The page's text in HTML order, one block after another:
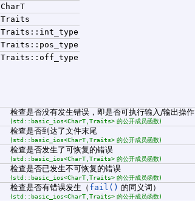
CharT
Traits
Traits::int_type
Traits::pos_type
Traits::off_type
检查是否没有发生错误，即是否可执行输入/输出操作
(std::basic_ios<CharT,Traits> 的公开成员函数)
检查是否到达了文件末尾
(std::basic_ios<CharT,Traits> 的公开成员函数)
检查是否发生了可恢复的错误
(std::basic_ios<CharT,Traits> 的公开成员函数)
检查是否已发生不可恢复的错误
(std::basic_ios<CharT,Traits> 的公开成员函数)
检查是否有错误发生（ fail() 的同义词）
(std::basic_ios<CharT,Traits> 的公开成员函数)